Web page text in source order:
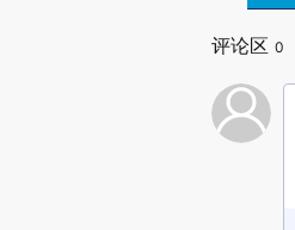
评论区 0